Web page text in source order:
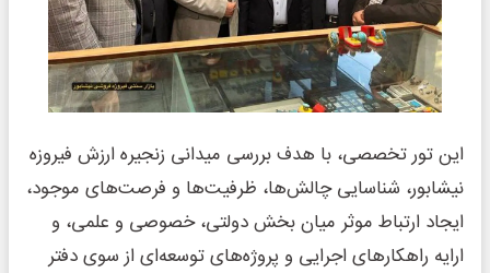
این تور تخصصی، با هدف بررسی میدانی زنجیره ارزش فیروزه
نیشابور، شناسایی چالش‌ها، ظرفیت‌ها و فرصت‌های موجود،
ایجاد ارتباط موثر میان بخش دولتی، خصوصی و علمی، و
ارایه راهکارهای اجرایی و پروژه‌های توسعه‌ای از سوی دفتر